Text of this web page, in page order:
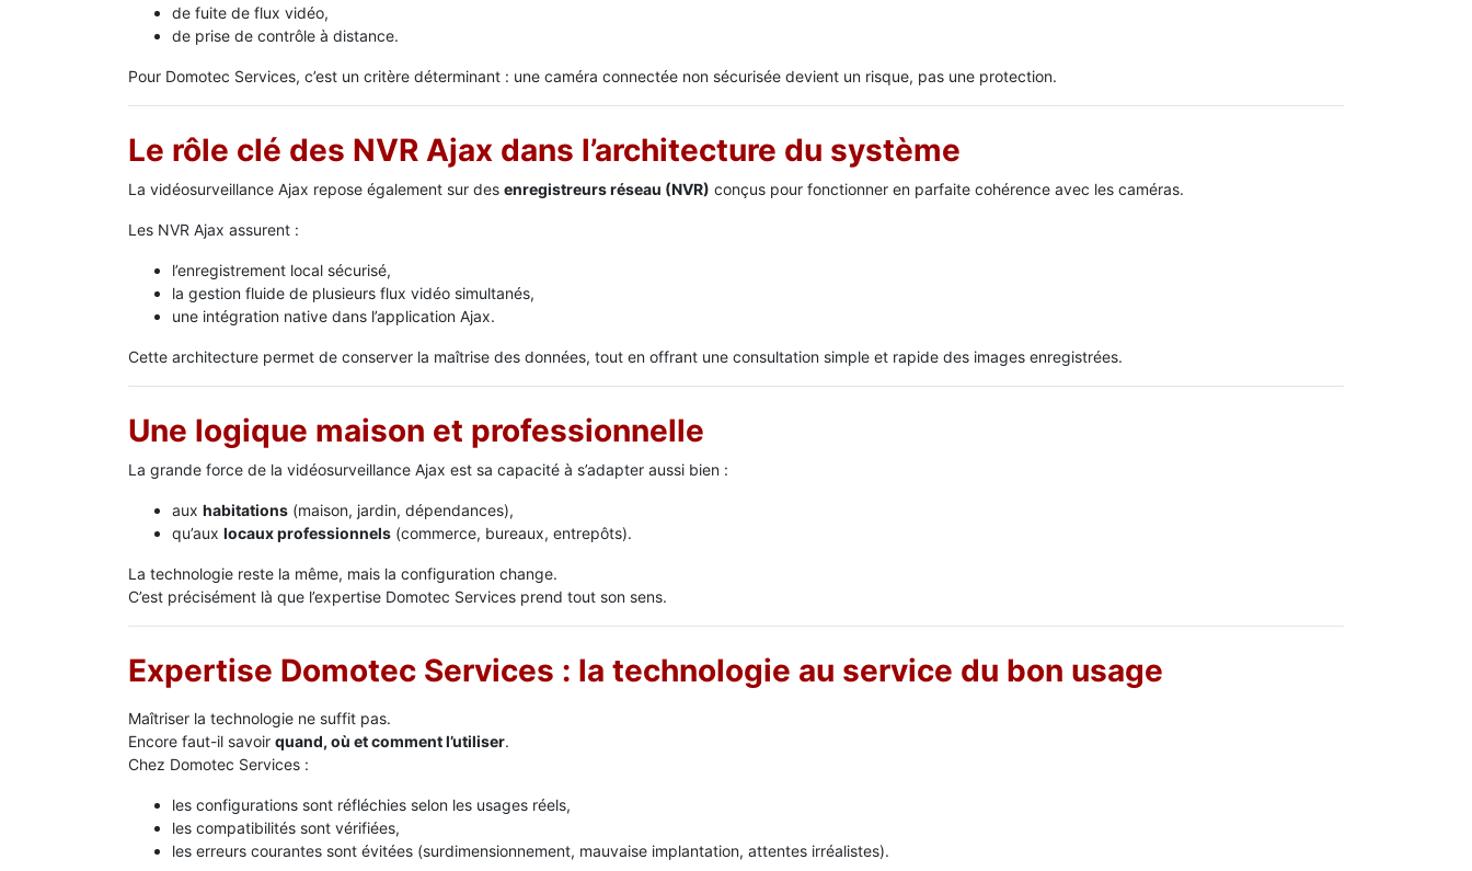
de fuite de flux vidéo,
de prise de contrôle à distance.
Pour Domotec Services, c’est un critère déterminant : une caméra connectée non sécurisée devient un risque, pas une protection.
Le rôle clé des NVR Ajax dans l’architecture du système
La vidéosurveillance Ajax repose également sur des enregistreurs réseau (NVR) conçus pour fonctionner en parfaite cohérence avec les caméras.
Les NVR Ajax assurent :
l’enregistrement local sécurisé,
la gestion fluide de plusieurs flux vidéo simultanés,
une intégration native dans l’application Ajax.
Cette architecture permet de conserver la maîtrise des données, tout en offrant une consultation simple et rapide des images enregistrées.
Une logique maison et professionnelle
La grande force de la vidéosurveillance Ajax est sa capacité à s’adapter aussi bien :
aux habitations (maison, jardin, dépendances),
qu’aux locaux professionnels (commerce, bureaux, entrepôts).
La technologie reste la même, mais la configuration change.
C’est précisément là que l’expertise Domotec Services prend tout son sens.
Expertise Domotec Services : la technologie au service du bon usage
Maîtriser la technologie ne suffit pas.
Encore faut-il savoir quand, où et comment l’utiliser.
Chez Domotec Services :
les configurations sont réfléchies selon les usages réels,
les compatibilités sont vérifiées,
les erreurs courantes sont évitées (surdimensionnement, mauvaise implantation, attentes irréalistes).